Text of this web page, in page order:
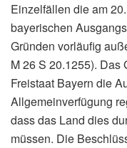
Einzelfällen die am
bayerischen
Gründen vorläufig
M 26 S 20.1255). Das
Freistaat Bayern die
Allgemeinverfügung
dass das Land dies
müssen. Die